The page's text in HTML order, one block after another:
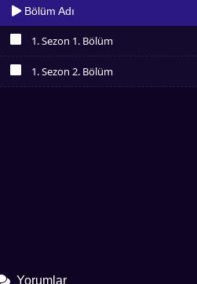
Bölüm Adı
1. Sezon 1. Bölüm
İzledim
1. Sezon 2. Bölüm
Yorumlar